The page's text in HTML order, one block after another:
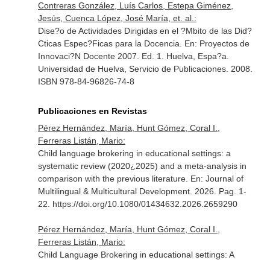
Contreras González, Luís Carlos, Estepa Giménez,
Jesús, Cuenca López, José María, et. al.:
Dise?o de Actividades Dirigidas en el ?Mbito de las Did?
Cticas Espec?Ficas para la Docencia. En: Proyectos de
Innovaci?N Docente 2007 . Ed. 1. Huelva, Espa?a.
Universidad de Huelva, Servicio de Publicaciones. 2008.
ISBN 978-84-96826-74-8
Publicaciones en Revistas
Pérez Hernández, María, Hunt Gómez, Coral I.,
Ferreras Listán, Mario:
Child language brokering in educational settings: a
systematic review (2020¿2025) and a meta-analysis in
comparison with the previous literature. En: Journal of
Multilingual & Multicultural Development. 2026. Pag. 1-
22. https://doi.org/10.1080/01434632.2026.2659290
Pérez Hernández, María, Hunt Gómez, Coral I.,
Ferreras Listán, Mario:
Child Language Brokering in educational settings: A